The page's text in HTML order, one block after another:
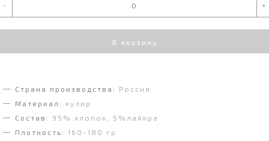
- +
В корзину
Страна производства:
Россия
Материал:
кулир
Состав:
95% хлопок, 5%лайкра
Плотность: 160-180 гр